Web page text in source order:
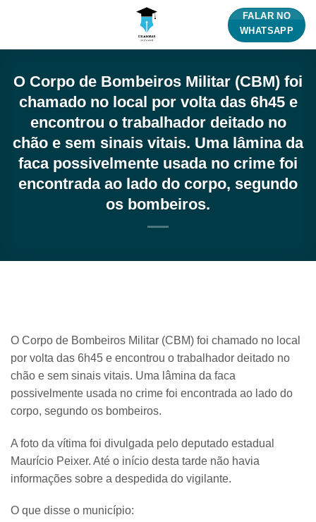
FALAR NO
WHATSAPP
O Corpo de Bombeiros Militar (CBM) foi
chamado no local por volta das 6h45 e
encontrou o trabalhador deitado no
chão e sem sinais vitais. Uma lâmina da
faca possivelmente usada no crime foi
encontrada ao lado do corpo, segundo
os bombeiros.
O Corpo de Bombeiros Militar (CBM) foi chamado no local
por volta das 6h45 e encontrou o trabalhador deitado no
chão e sem sinais vitais. Uma lâmina da faca
possivelmente usada no crime foi encontrada ao lado do
corpo, segundo os bombeiros.
A foto da vítima foi divulgada pelo deputado estadual
Maurício Peixer. Até o início desta tarde não havia
informações sobre a despedida do vigilante.
O que disse o município: